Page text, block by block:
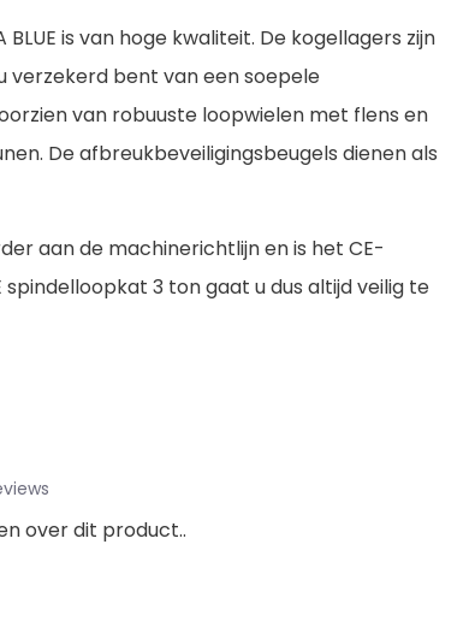
is van hoge kwaliteit. De kogellagers zijn
bent van een soepele
van robuuste loopwielen met flens en
De afbreukbeveiligingsbeugels dienen als
aan de machinerichtlijn en is het CE-
spindelloopkat 3 ton gaat u dus altijd veilig te
over dit product..